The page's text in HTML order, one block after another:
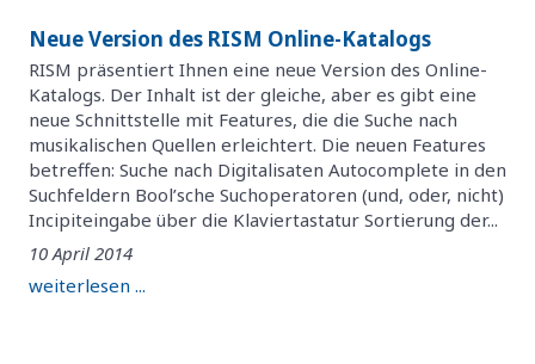
Neue Version des RISM Online-Katalogs
RISM präsentiert Ihnen eine neue Version des Online-
Katalogs. Der Inhalt ist der gleiche, aber es gibt eine
neue Schnittstelle mit Features, die die Suche nach
musikalischen Quellen erleichtert. Die neuen Features
betreffen: Suche nach Digitalisaten Autocomplete in den
Suchfeldern Bool’sche Suchoperatoren (und, oder, nicht)
Incipiteingabe über die Klaviertastatur Sortierung der...
10 April 2014
weiterlesen ...